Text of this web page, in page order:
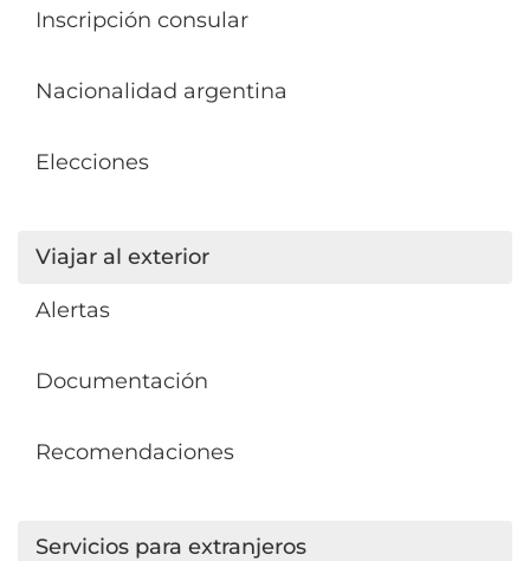
Inscripción consular
Nacionalidad argentina
Elecciones
Viajar al exterior
Alertas
Documentación
Recomendaciones
Servicios para extranjeros